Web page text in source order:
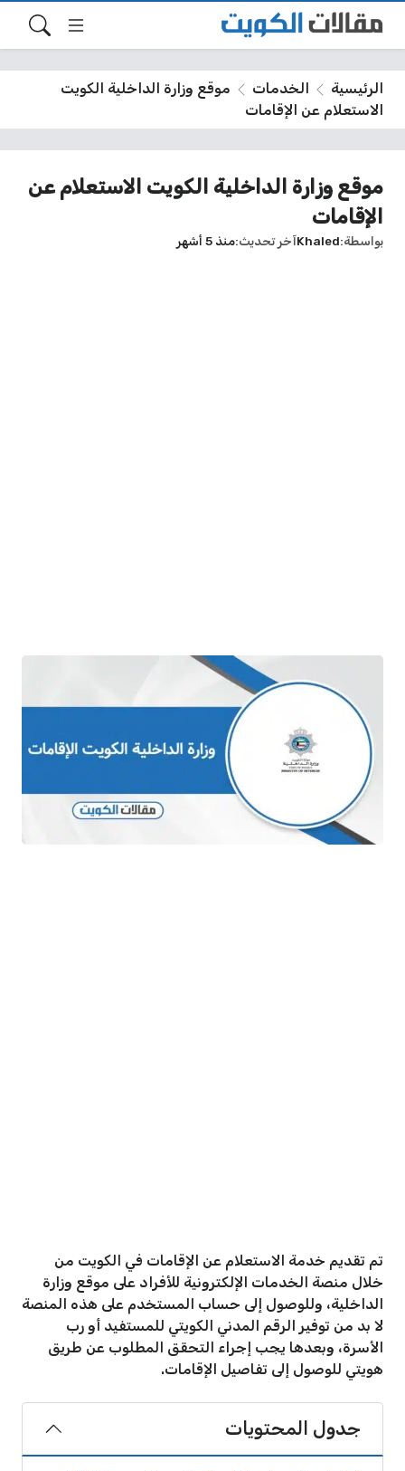
الرئيسية الخدمات
موقع وزارة الداخلية الكويت
الاستعلام عن الإقامات
موقع وزارة الداخلية الكويت الاستعلام عن
الإقامات
بواسطة Khaledآخر تحديث منذ 5 أشهر
تم تقديم خدمة الاستعلام عن الإقامات في الكويت من
خلال منصة الخدمات الإلكترونية للأفراد على موقع وزارة
الداخلية، وللوصول إلى حساب المستخدم على هذه المنصة
لا بد من توفير الرقم المدني الكويتي للمستفيد أو رب
الأسرة، وبعدها يجب إجراء التحقق المطلوب عن طريق
هويتي للوصول إلى تفاصيل الإقامات.
جدول المحتويات